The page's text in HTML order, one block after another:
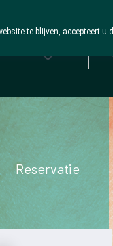
Reservatie
te blijven, accepteert u